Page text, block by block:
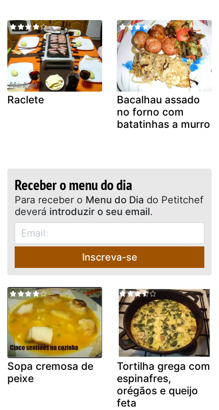
Raclete
Bacalhau assado
no forno com
batatinhas a murro
Receber o menu do dia
Para receber o Menu do Dia do Petitchef
deverá introduzir o seu email.
Inscreva-se
Sopa cremosa de
peixe
Tortilha grega com
espinafres,
orégãos e queijo
feta